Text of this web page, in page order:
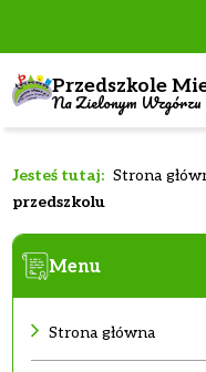
Przedszkole
Na Zielonym Wzgórzu
Strona
przedszkolu
Menu
Strona główna